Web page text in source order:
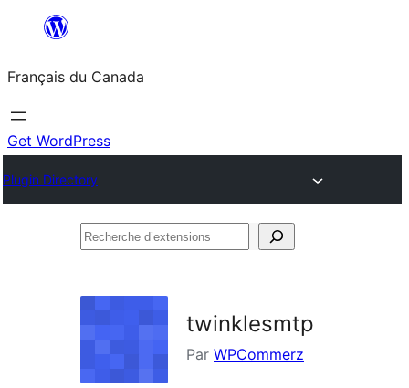
contenu
Français du Canada
Get WordPress
Plugin Directory
Recherche
twinklesmtp
Par WPCommerz